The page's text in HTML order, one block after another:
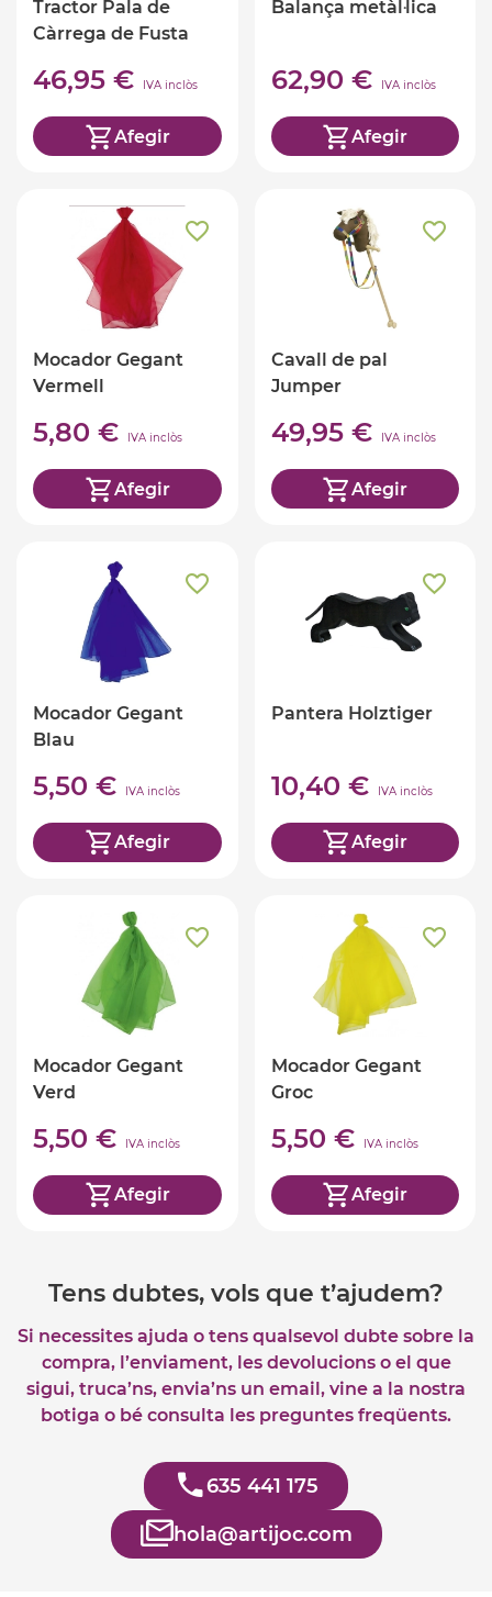
Tractor Pala de
Càrrega de Fusta
46,95 € IVA inclòs
Afegir
Balança metàl·lica
62,90 € IVA inclòs
Afegir
Mocador Gegant
Vermell
5,80 € IVA inclòs
Afegir
Cavall de pal
Jumper
49,95 € IVA inclòs
Afegir
Mocador Gegant
Blau
5,50 € IVA inclòs
Afegir
Pantera Holztiger
10,40 € IVA inclòs
Afegir
Mocador Gegant
Verd
5,50 € IVA inclòs
Afegir
Mocador Gegant
Groc
5,50 € IVA inclòs
Afegir
Tens dubtes, vols que t’ajudem?
Si necessites ajuda o tens qualsevol dubte sobre la
compra, l’enviament, les devolucions o el que
sigui, truca’ns, envia’ns un email, vine a la nostra
botiga o bé consulta les preguntes freqüents.
635 441 175
hola@artijoc.com